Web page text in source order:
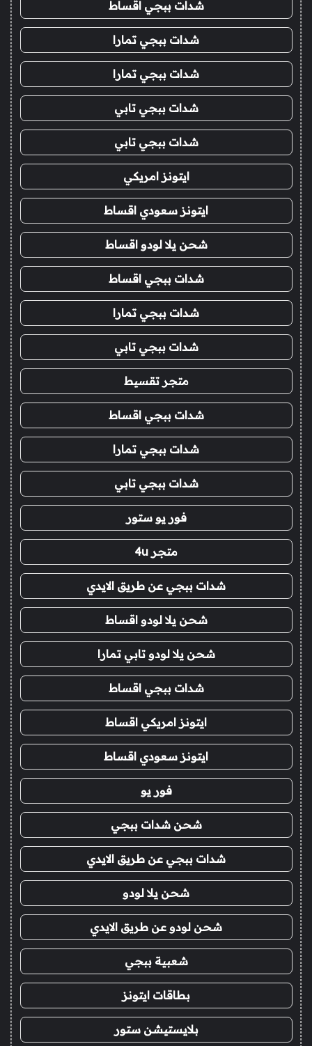
شدات ببجي اقساط
شدات ببجي تمارا
شدات ببجي تمارا
شدات ببجي تابي
شدات ببجي تابي
ايتونز امريكي
ايتونز سعودي اقساط
شحن يلا لودو اقساط
شدات ببجي اقساط
شدات ببجي تمارا
شدات ببجي تابي
متجر تقسيط
شدات ببجي اقساط
شدات ببجي تمارا
شدات ببجي تابي
فور يو ستور
متجر 4u
شدات ببجي عن طريق الايدي
شحن يلا لودو اقساط
شحن يلا لودو تابي تمارا
شدات ببجي اقساط
ايتونز امريكي اقساط
ايتونز سعودي اقساط
فور يو
شحن شدات ببجي
شدات ببجي عن طريق الايدي
شحن يلا لودو
شحن لودو عن طريق الايدي
شعبية ببجي
بطاقات ايتونز
بلايستيشن ستور